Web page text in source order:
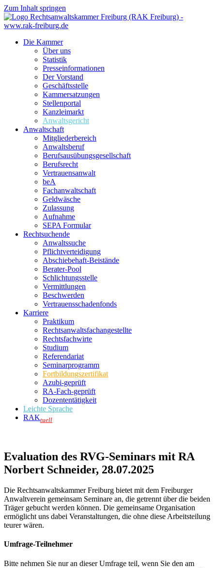
Zum Inhalt springen
Die Kammer
Über uns
Statistik
Presseinformationen
Der Vorstand
Geschäftsstelle
Kammersatzungen
Stellenportal
Kanzleimarkt
Anwaltsgericht
Anwaltschaft
Mitgliederbereich
Anwaltsberuf
Berufsausübungs­gesellschaft
Berufsrecht
Vertrauensanwalt
beA
Fachanwaltschaft
Geldwäsche
Zulassung
Aufnahme
SEPA Formular
Rechtsuchende
Anwaltssuche
Pflichtverteidigung
Abschiebehaft-Beistände
Berater-Pool
Schlichtungsstelle
Vermittlungen
Beschwerden
Vertrauensschadenfonds
Karriere
Praktikum
Rechtsanwalts­fachangestellte
Rechtsfachwirte
Studium
Referendariat
Seminarprogramm
Fortbildungszertifikat
Azubi-geprüft
RA-Fach-geprüft
Dozententätigkeit
Leichte Sprache
RAKtuell
Evaluation des RVG-Seminars mit RA
Norbert Schneider, 28.07.2025
Die Rechtsanwaltskammer Freiburg bietet mit dem Freiburger
Anwaltverein gemeinsam Seminare an, die getrennt über die beiden
Träger gebucht werden können. Die gemeinsame Organisation
ermöglicht uns dabei Veranstaltungen, die ohne diese Arbeitsteilung
teurer wären.
Umfrage-Teilnehmer
Bitte nehmen Sie nur an dieser Umfrage teil, wenn Sie den am